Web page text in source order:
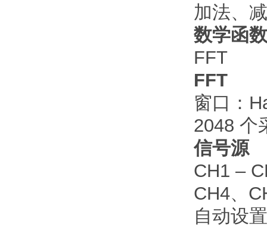
加法、
数学函数
FFT
FFT
窗口：
2048 个
信号源
CH1 –
CH4、
自动设置